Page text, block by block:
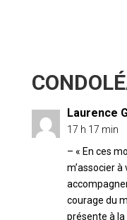
Laurence
17 h 17 min
– « En ces
m’associer
courage du
présente à la